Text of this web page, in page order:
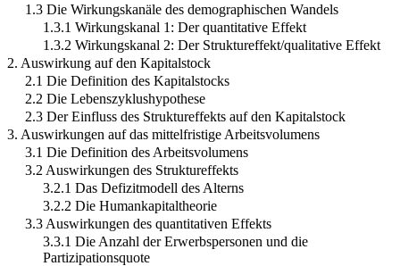
1.3 Die Wirkungskanäle des demographischen Wandels
1.3.1 Wirkungskanal 1: Der quantitative Effekt
1.3.2 Wirkungskanal 2: Der Struktureffekt/qualitative Effekt
2. Auswirkung auf den Kapitalstock
2.1 Die Definition des Kapitalstocks
2.2 Die Lebenszyklushypothese
2.3 Der Einfluss des Struktureffekts auf den Kapitalstock
3. Auswirkungen auf das mittelfristige Arbeitsvolumens
3.1 Die Definition des Arbeitsvolumens
3.2 Auswirkungen des Struktureffekts
3.2.1 Das Defizitmodell des Alterns
3.2.2 Die Humankapitaltheorie
3.3 Auswirkungen des quantitativen Effekts
3.3.1 Die Anzahl der Erwerbspersonen und die
Partizipationsquote